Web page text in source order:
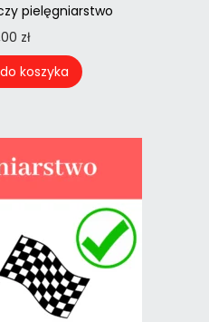
pielęgniarstwo
zł
koszyka